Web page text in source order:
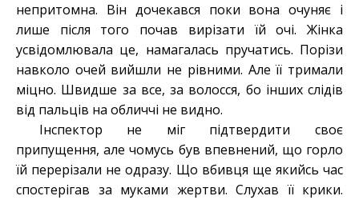
непритомна. Він дочекався поки вона очуняє і
лише після того почав вирізати їй очі. Жінка
усвідомлювала це, намагалась пручатись. Порізи
навколо очей вийшли не рівними. Але її тримали
міцно. Швидше за все, за волосся, бо інших слідів
від пальців на обличчі не видно.
Інспектор не міг підтвердити своє
припущення, але чомусь був впевнений, що горло
їй перерізали не одразу. Що вбивця ще якийсь час
спостерігав за муками жертви. Слухав її крики.